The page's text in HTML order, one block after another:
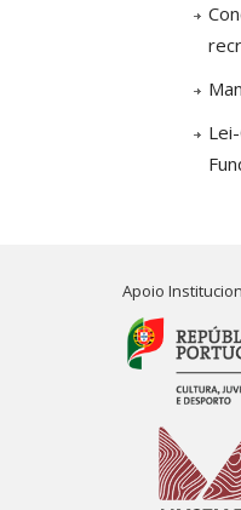
Apoio